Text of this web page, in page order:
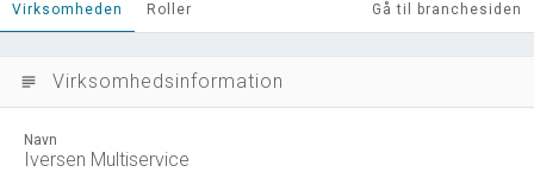
Virksomheden Roller Gå til branchesiden
subject Virksomhedsinformation
Navn
Iversen Multiservice